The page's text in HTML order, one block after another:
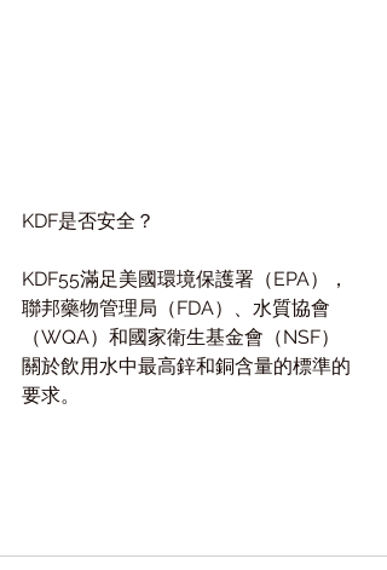
KDF是否安全？
KDF55滿足美國環境保護署（EPA），
聯邦藥物管理局（FDA）、水質協會
（WQA）和國家衛生基金會（NSF）
關於飲用水中最高鋅和銅含量的標準的
要求。